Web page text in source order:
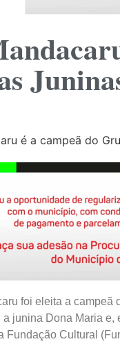
foi eleita a
a junina Dona Maria
Fundação Cultural